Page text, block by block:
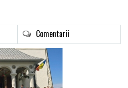
Comentarii